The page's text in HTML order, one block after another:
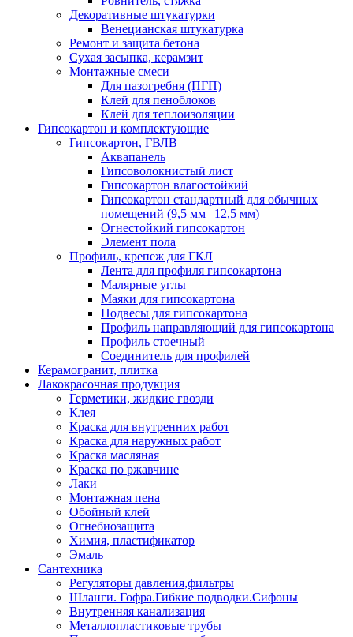
Декоративные штукатурки
Венецианская штукатурка
Ремонт и защита бетона
Сухая засыпка, керамзит
Монтажные смеси
Для пазогребня (ПГП)
Клей для пеноблоков
Клей для теплоизоляции
Гипсокартон и комплектующие
Гипсокартон, ГВЛВ
Аквапанель
Гипсоволокнистый лист
Гипсокартон влагостойкий
Гипсокартон стандартный для обычных
помещений (9,5 мм | 12,5 мм)
Огнестойкий гипсокартон
Элемент пола
Профиль, крепеж для ГКЛ
Лента для профиля гипсокартона
Малярные углы
Маяки для гипсокартона
Подвесы для гипсокартона
Профиль направляющий для гипсокартона
Профиль стоечный
Соединитель для профилей
Керамогранит, плитка
Лакокрасочная продукция
Герметики, жидкие гвозди
Клея
Краска для внутренних работ
Краска для наружных работ
Краска масляная
Краска по ржавчине
Лаки
Монтажная пена
Обойный клей
Огнебиозащита
Химия, пластификатор
Эмаль
Сантехника
Регуляторы давления,фильтры
Шланги. Гофра.Гибкие подводки.Сифоны
Внутренняя канализация
Металлопластиковые трубы